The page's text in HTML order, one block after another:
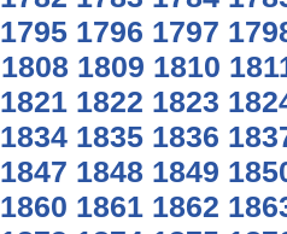
1795 1796 1797
1808 1809 1810
1821 1822 1823
1834 1835 1836
1847 1848 1849
1860 1861 1862